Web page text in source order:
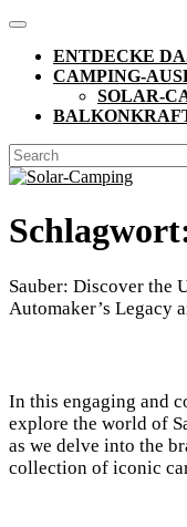
Skip
content
Open
ButtonENTDECKE
CAMPING-
SOLAR-
CLOSE
BUTTON
Search
for:
Sauber: Discover the
Automaker’s Legacy
In this engaging and
explore the world of
as we delve into the
collection of iconic